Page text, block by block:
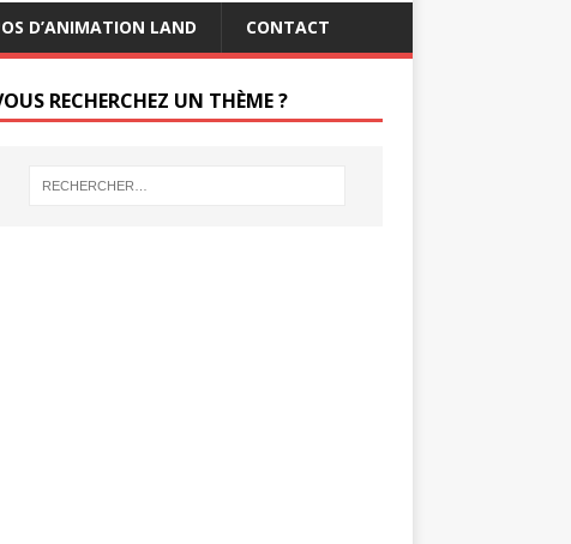
D’ANIMATION LAND CONTACT
RECHERCHEZ UN THÈME ?